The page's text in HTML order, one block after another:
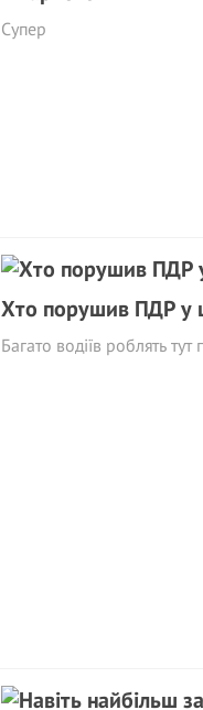
Супер
Хто порушив ПДР у
Багато водіїв роблять тут